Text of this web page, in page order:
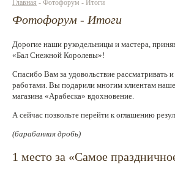
Проволока
Инструменты и материалы
Эпоксидная смола
Шнуры, ленты, нитки
По темам и сезонам
Главная - Фотофорум - Итоги
Фотофорум - Итоги
Дорогие наши рукодельницы и мастера,
«Бал Снежной Королевы»!
Спасибо Вам за удовольствие рассматривать
работами. Вы подарили многим клиентам
магазина «Арабеска» вдохновение.
А сейчас позвольте перейти к оглашению
(барабанная дробь)
1 место за «Самое